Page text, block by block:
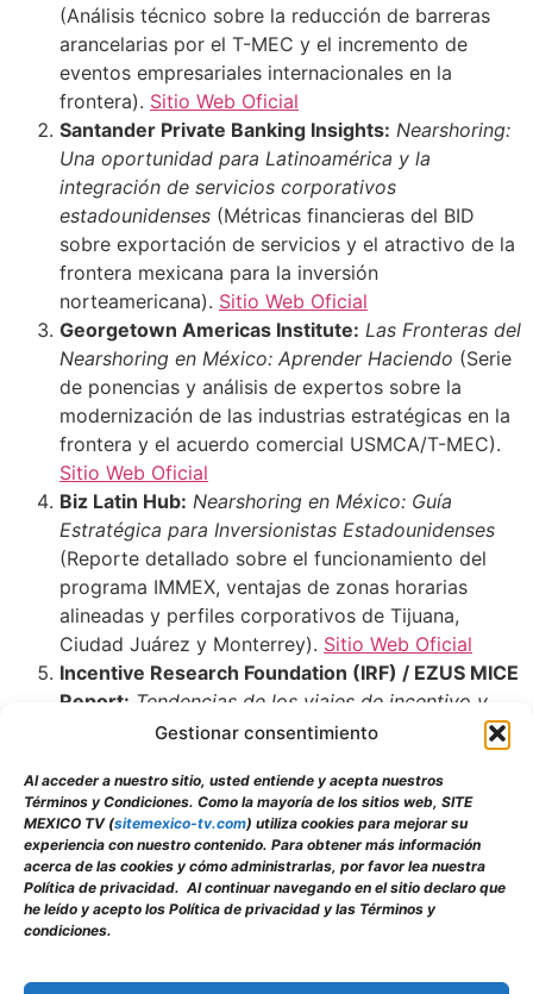
Gestionar consentimiento
Al acceder a nuestro sitio, usted entiende y acepta nuestros
Términos y Condiciones. Como la mayoría de los sitios web, SITE
MEXICO TV (sitemexico-tv.com) utiliza cookies para mejorar su
experiencia con nuestro contenido. Para obtener más información
acerca de las cookies y cómo administrarlas, por favor lea nuestra
Política de privacidad. Al continuar navegando en el sitio declaro que
he leído y acepto los Política de privacidad y las Términos y
condiciones.
(Análisis técnico sobre la reducción de barreras
arancelarias por el T-MEC y el incremento de
eventos empresariales internacionales en la
frontera). Sitio Web Oficial
Santander Private Banking Insights: Nearshoring:
Una oportunidad para Latinoamérica y la
integración de servicios corporativos
estadounidenses (Métricas financieras del BID
sobre exportación de servicios y el atractivo de la
frontera mexicana para la inversión
norteamericana). Sitio Web Oficial
Georgetown Americas Institute: Las Fronteras del
Nearshoring en México: Aprender Haciendo (Serie
de ponencias y análisis de expertos sobre la
modernización de las industrias estratégicas en la
frontera y el acuerdo comercial USMCA/T-MEC).
Sitio Web Oficial
Biz Latin Hub: Nearshoring en México: Guía
Estratégica para Inversionistas Estadounidenses
(Reporte detallado sobre el funcionamiento del
programa IMMEX, ventajas de zonas horarias
alineadas y perfiles corporativos de Tijuana,
Ciudad Juárez y Monterrey). Sitio Web Oficial
Incentive Research Foundation (IRF) / EZUS MICE
Report: Tendencias de los viajes de incentivo y
presupuestos corporativos norteamericanos
programas experienciales y la adopción de sedes
de proximidad para mitigar la inflación en costos
feriales de EE. UU.).Sitio Web Oficial
Foto de Beate Vogl: https://www.pexels.com/es-
es/foto/viaje-viajar-trayecto-mapa-19937220/